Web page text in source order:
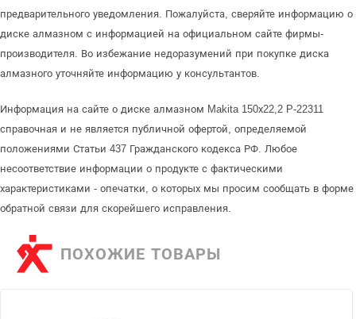
предварительного уведомления. Пожалуйста, сверяйте информацию о
диске алмазном с информацией на официальном сайте фирмы-
производителя. Во избежание недоразумений при покупке диска
алмазного уточняйте информацию у консультантов.
Информация на сайте о диске алмазном Makita 150х22,2 P-22311
справочная и не является публичной офертой, определяемой
положениями Статьи 437 Гражданского кодекса РФ. Любое
несоответствие информации о продукте с фактическими
характеристиками - опечатки, о которых мы просим сообщать в форме
обратной связи для скорейшего исправления.
ПОХОЖИЕ ТОВАРЫ